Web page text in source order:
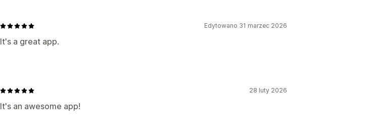
Edytowano 31 marzec 2026
It's a great app.
28 luty 2026
It's an awesome app!